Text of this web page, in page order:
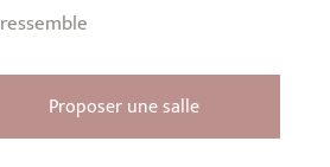
Proposer une salle